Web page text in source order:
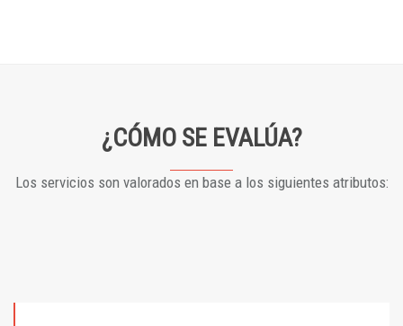
¿CÓMO SE EVALÚA?
Los servicios son valorados en base a los siguientes atributos: